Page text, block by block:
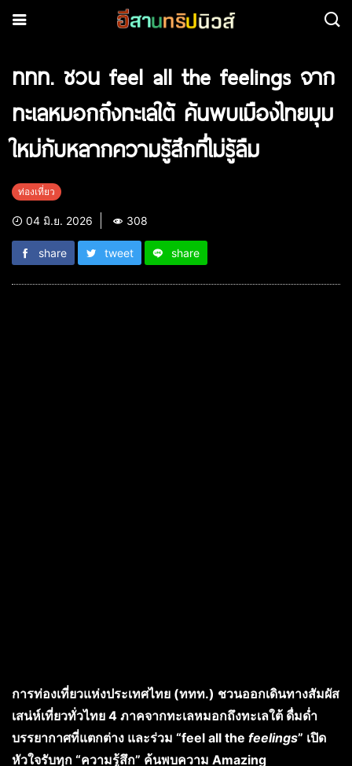
ททท. ชวน feel all the feelings จาก
ทะเลหมอกถึงทะเลใต้ ค้นพบเมืองไทยมุม
ใหม่กับหลากความรู้สึกที่ไม่รู้ลืม
ท่องเที่ยว
04 มิ.ย. 2026 308
share tweet share
การท่องเที่ยวแห่งประเทศไทย (ททท.) ชวนออกเดินทางสัมผัส
เสน่ห์เที่ยวทั่วไทย 4 ภาคจากทะเลหมอกถึงทะเลใต้ ดื่มด่ำ
บรรยากาศที่แตกต่าง และร่วม “feel all the feelings” เปิด
หัวใจรับทุก “ความรู้สึก” ค้นพบความ Amazing